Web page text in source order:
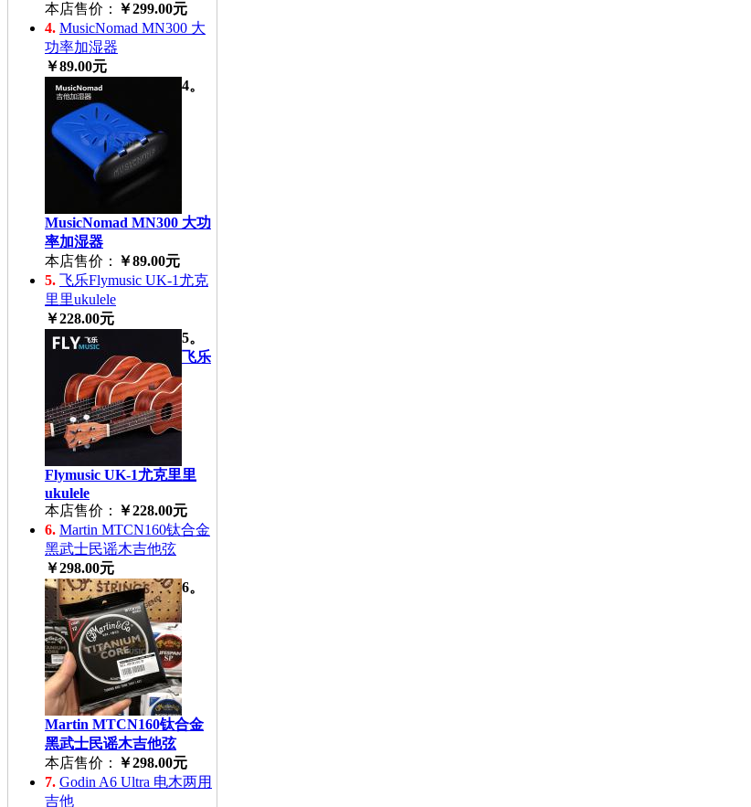
本店售价： ￥299.00元
4. MusicNomad MN300 大
功率加湿器
￥89.00元
4。
MusicNomad MN300 大功
率加湿器
本店售价： ￥89.00元
5. 飞乐Flymusic UK-1尤克
里里ukulele
￥228.00元
5。
飞乐
Flymusic UK-1尤克里里
ukulele
本店售价： ￥228.00元
6. Martin MTCN160钛合金
黑武士民谣木吉他弦
￥298.00元
6。
Martin MTCN160钛合金
黑武士民谣木吉他弦
本店售价： ￥298.00元
7. Godin A6 Ultra 电木两用
吉他